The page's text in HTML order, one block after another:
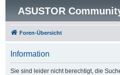
ASUSTOR
Foren-Übersicht
Information
Sie sind leider nicht berechtigt, die